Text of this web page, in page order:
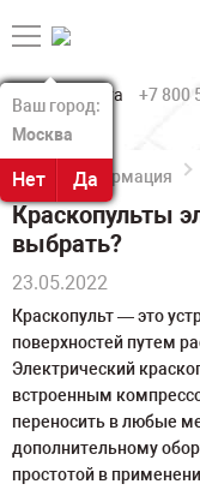
Ваш город:
Москва
Нет Да
Ваш город:
Москва
Нет Да
+7 800
Информация
Краскопульты
выбрать?
23.05.2022
Краскопульт — это
поверхностей путем
Электрический
встроенным
переносить в любые
дополнительному
простотой в